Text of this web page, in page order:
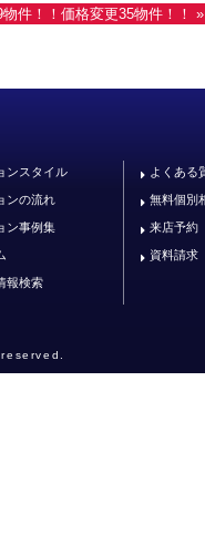
件！！価格変更35物件！！ »
ンスタイル
ンの流れ
ン事例集
報検索
よくある
無料個別
来店予約
資料請求